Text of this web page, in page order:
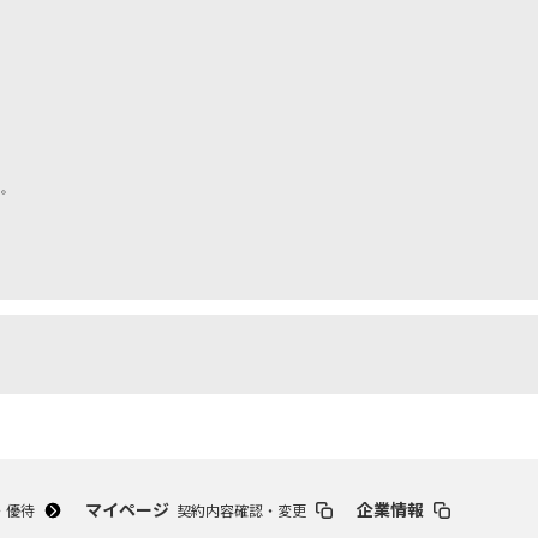
優待 マイページ 契約内容確認・変更 企業情報